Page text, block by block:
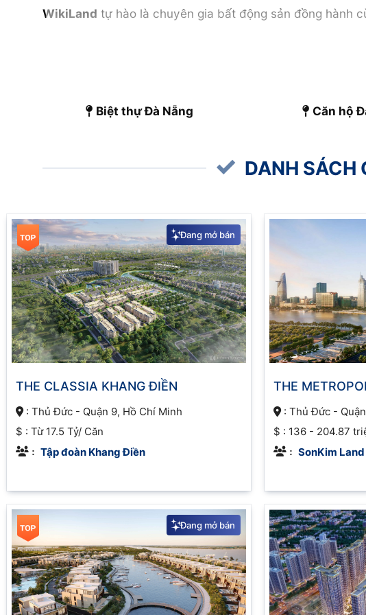
WikiLand tự hào là chuyên gia bất động sản đồng hành
Đà Nẵng – thành phố biển xinh đẹp, trung tâm du lịch
này cung cấp thông tin toàn diện về bất động sản Đà
Tổng quan thị trường bất động sản
Biệt thự Đà Nẵng Căn hộ
DANH SÁCH
Đang mở bán
THE CLASSIA KHANG ĐIỀN
: Thủ Đức - Quận 9, Hồ Chí Minh
$ : Từ 17.5 Tỷ/ Căn
: Tập đoàn Khang Điền
THE
:Thủ Đức -
$ : 136 - 204.87
: SonKim Land
Đang mở bán